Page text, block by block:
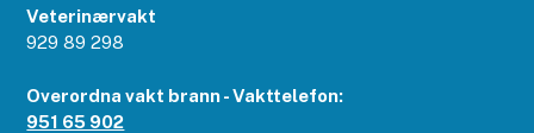
Veterinærvakt
929 89 298
Overordna vakt brann - Vakttelefon:
951 65 902